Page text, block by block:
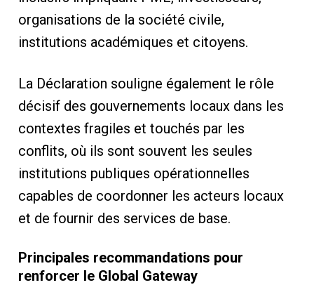
organisations de la société civile,
institutions académiques et citoyens.
La Déclaration souligne également le rôle
décisif des gouvernements locaux dans les
contextes fragiles et touchés par les
conflits, où ils sont souvent les seules
institutions publiques opérationnelles
capables de coordonner les acteurs locaux
et de fournir des services de base.
Principales recommandations pour
renforcer le Global Gateway